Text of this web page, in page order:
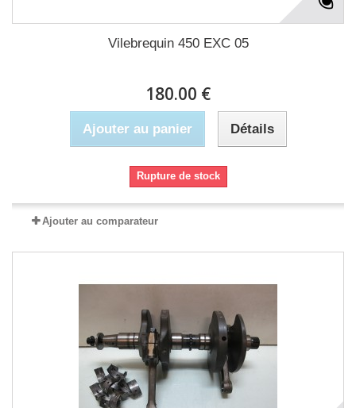
Vilebrequin 450 EXC 05
180.00 €
Ajouter au panier Détails
Rupture de stock
Ajouter au comparateur